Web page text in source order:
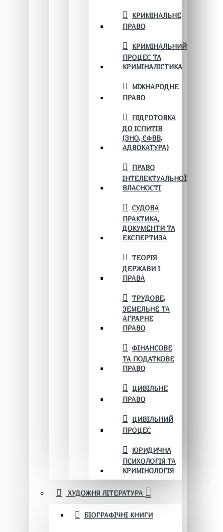
КРИМІНАЛЬНЕ
ПРАВО
КРИМІНАЛЬНИЙ
ПРОЦЕС ТА
КРИМІНАЛІСТИКА
МІЖНАРОДНЕ
ПРАВО
ПІДГОТОВКА
ДО ІСПИТІВ
(ЗНО, ЄФВВ,
АДВОКАТУРА)
ПРАВО
ІНТЕЛЕКТУАЛЬНОЇ
ВЛАСНОСТІ
СУДОВА
ПРАКТИКА,
ДОКУМЕНТИ ТА
ЕКСПЕРТИЗА
ТЕОРІЯ
ДЕРЖАВИ І
ПРАВА
ТРУДОВЕ,
ЗЕМЕЛЬНЕ ТА
АГРАРНЕ
ПРАВО
ФІНАНСОВЕ
ТА ПОДАТКОВЕ
ПРАВО
ЦИВІЛЬНЕ
ПРАВО
ЦИВІЛЬНИЙ
ПРОЦЕС
ЮРИДИЧНА
ПСИХОЛОГІЯ ТА
КРИМІНОЛОГІЯ
ХУДОЖНЯ ЛІТЕРАТУРА
БІОГРАФІЧНІ КНИГИ